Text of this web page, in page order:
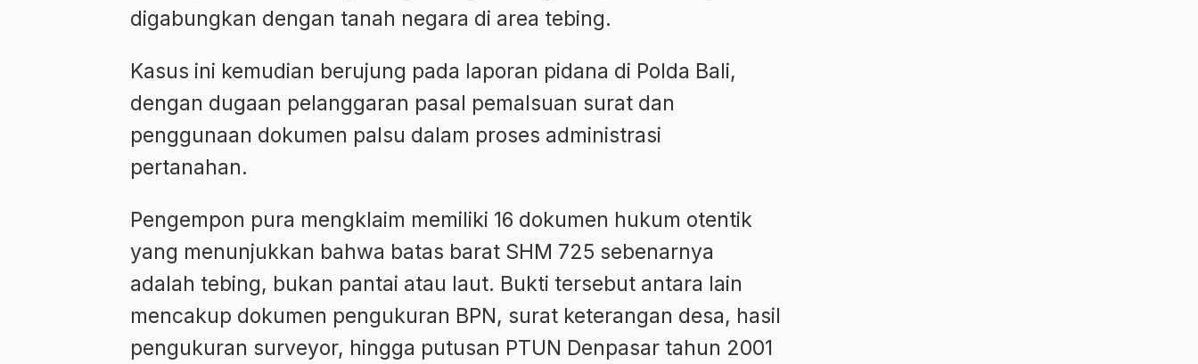
digabungkan dengan tanah negara di area tebing.
Kasus ini kemudian berujung pada laporan pidana di Polda Bali,
dengan dugaan pelanggaran pasal pemalsuan surat dan
penggunaan dokumen palsu dalam proses administrasi
pertanahan.
Pengempon pura mengklaim memiliki 16 dokumen hukum otentik
yang menunjukkan bahwa batas barat SHM 725 sebenarnya
adalah tebing, bukan pantai atau laut. Bukti tersebut antara lain
mencakup dokumen pengukuran BPN, surat keterangan desa, hasil
pengukuran surveyor, hingga putusan PTUN Denpasar tahun 2001